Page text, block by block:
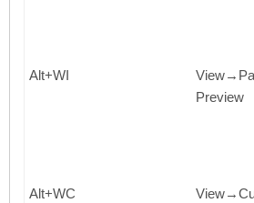
Alt+WI
Preview
Alt+WC